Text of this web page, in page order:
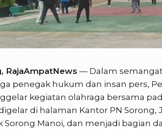
RajaAmpatNews — Dalam
penegak hukum dan insan pers,
kegiatan olahraga bersama
di halaman Kantor PN Sorong,
Sorong Manoi, dan menjadi bagian